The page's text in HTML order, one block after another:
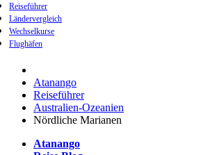
Reiseführer
Ländervergleich
Wechselkurse
Flughäfen
Atanango
Reiseführer
Australien-Ozeanien
Nördliche Marianen
Atanango